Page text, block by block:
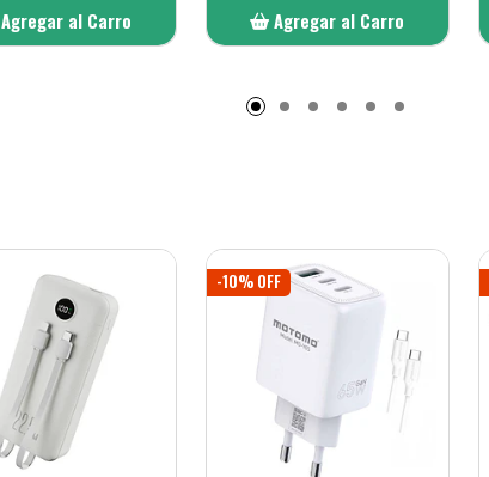
Agregar al Carro
Agregar al Carro
-10% OFF